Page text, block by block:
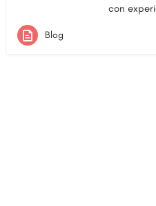
con
Blog